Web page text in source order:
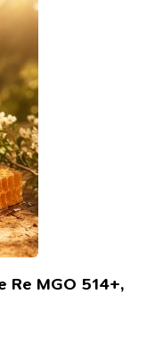
Re MGO 514+,